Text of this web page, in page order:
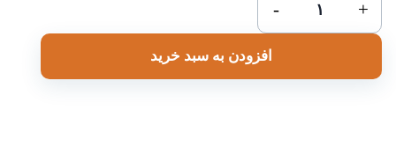
گیتار
افزودن به سبد خرید